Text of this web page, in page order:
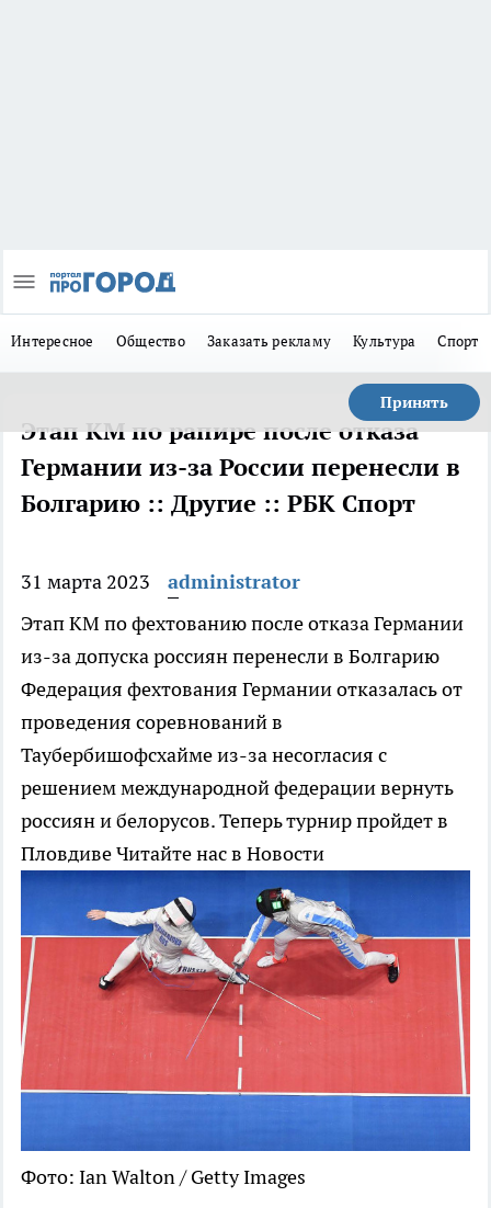
Интересное Общество Заказать рекламу Культура Спорт
Принять
Этап КМ по рапире после отказа
Германии из-за России перенесли в
Болгарию :: Другие :: РБК Спорт
31 марта 2023
administrator
Этап КМ по фехтованию после отказа Германии
из-за допуска россиян перенесли в Болгарию
Федерация фехтования Германии отказалась от
проведения соревнований в
Таубербишофсхайме из-за несогласия с
решением международной федерации вернуть
россиян и белорусов. Теперь турнир пройдет в
ПловдивеЧитайте нас в Новости
Фото: Ian Walton / Getty Images